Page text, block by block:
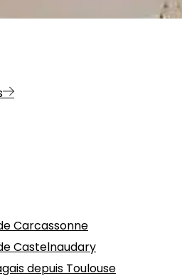
Carcassonne
Castelnaudary
depuis Toulouse